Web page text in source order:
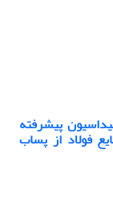
پیشرفته
فولاد از پساب